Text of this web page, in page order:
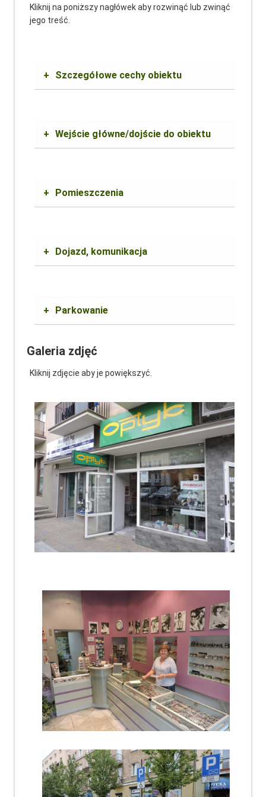
Kliknij na poniższy nagłówek aby rozwinąć lub zwinąć
jego treść.
+ Szczegółowe cechy obiektu
+ Wejście główne/dojście do obiektu
+ Pomieszczenia
+ Dojazd, komunikacja
+ Parkowanie
Galeria zdjęć
Kliknij zdjęcie aby je powiększyć.